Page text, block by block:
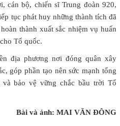
cán bộ, chiến sĩ Trung đoàn 920,
tục phát huy những thành tích đã
thành xuất sắc nhiệm vụ huấn
Tổ quốc.
địa phương nơi đóng quân xây
góp phần tạo nên sức mạnh tổng
bảo vệ vững chắc bầu trời Tổ
Bài và ảnh: MAI VĂN ĐÔNG